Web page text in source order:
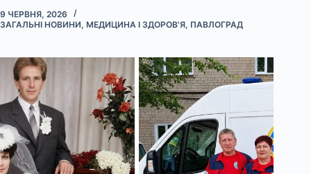
9 ЧЕРВНЯ, 2026
ЗАГАЛЬНІ НОВИНИ, МЕДИЦИНА І ЗДОРОВ'Я, ПАВЛОГРАД